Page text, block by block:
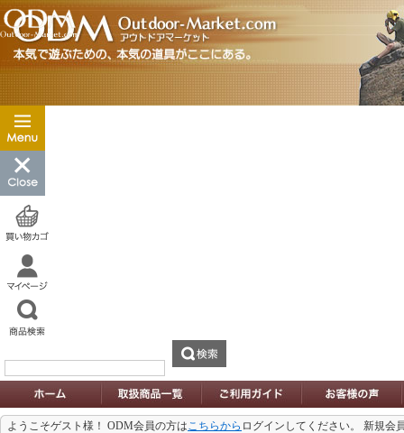
ようこそゲスト様！ ODM会員の方はこちらから ログインしてください。 新規会